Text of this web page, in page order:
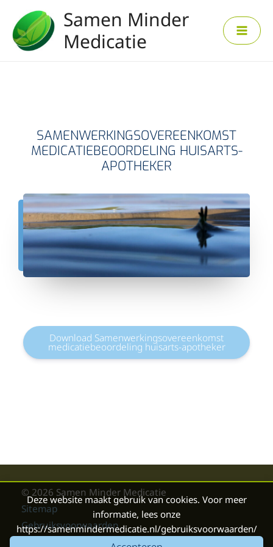
Deze website maakt gebruik van cookies. Voor meer
informatie, lees onze
https://samenmindermedicatie.nl/gebruiksvoorwaarden/
naar
inhoud
Samen Minder
Medicatie
SAMENWERKINGSOVEREENKOMST
MEDICATIEBEOORDELING HUISARTS-
APOTHEKER
Download Samenwerkingsovereenkomst
medicatiebeoordeling huisarts-apotheker
© 2026 Samen Minder Medicatie
Sitemap
Gebruiksvoorwaarden
Boris Hoekmeijer Webdesign